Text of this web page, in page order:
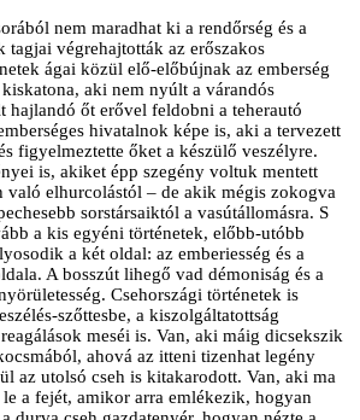
nem maradhat ki a rendőrség és a
tagjai végrehajtották az erőszakos
ágai közül elő-előbújnak az emberség
aki nem nyúlt a várandós
hajlandó őt erővel feldobni a teherautó
hivatalnok képe is, aki a tervezett
figyelmeztette őket a készülő veszélyre.
is, akiket épp szegény voltuk mentett
való elhurcolástól – de akik mégis zokogva
sorstársaiktól a vasútállomásra. S
a kis egyéni történetek, előbb-utóbb
a két oldal: az emberiesség és a
A bosszút lihegő vad démoniság és a
Csehországi történetek is
szőttesbe, a kiszolgáltatottság
meséi is. Van, aki máig dicsekszik
ahová az itteni tizenhat legény
az utolsó cseh is kitakarodott. Van, aki ma
a fejét, amikor arra emlékezik, hogyan